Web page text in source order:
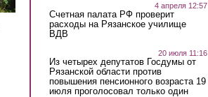
4 апреля 12:57
Счетная палата РФ проверит
расходы на Рязанское училище
ВДВ
20 июля 11:16
Из четырех депутатов Госдумы от
Рязанской области против
повышения пенсионного возраста 19
июля проголосовал только один